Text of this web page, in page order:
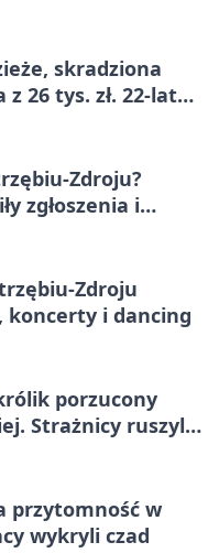
skradziona
26 tys. zł. 22-latek
Zdroju?
zgłoszenia i
Zdroju
koncerty i dancing
porzucony
Strażnicy ruszyli
przytomność w
wykryli czad